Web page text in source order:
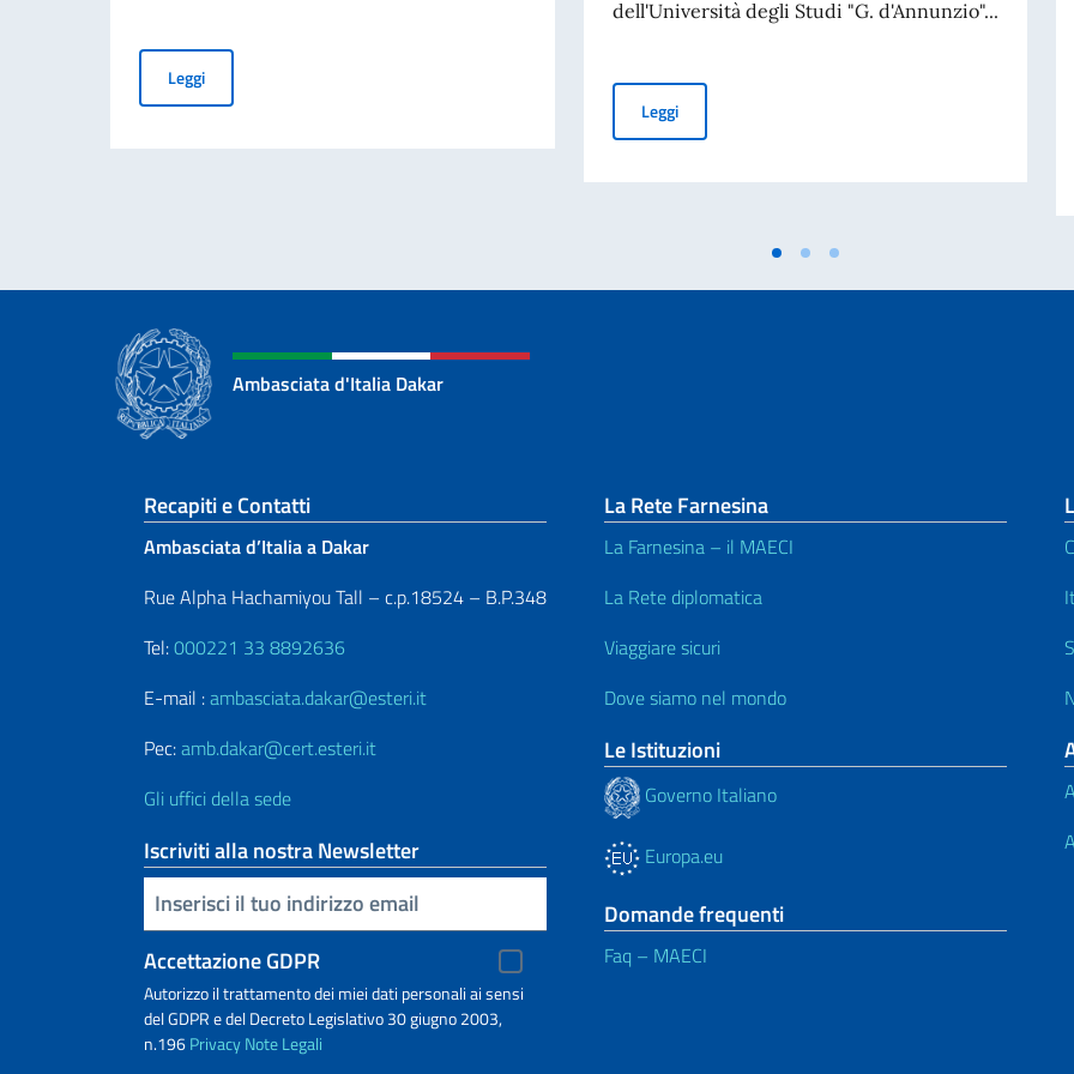
LeggiPiattaforma per la prenotazione degli appuntamenti per i titolari di Nulla Osta
dell'Università degli Studi "G. d'Annunzio"...
LeggiL'Ambasciatore Tommasi riceve una delegazione
Ambasciata d'Italia Dakar
Sezione footer
Recapiti e Contatti
Ambasciata d’Italia a Dakar
Rue Alpha Hachamiyou Tall – c.p.18524 – B.P.348
Tel:000221 33 8892636
E-mail :ambasciata.dakar@esteri.it
Pec:amb.dakar@cert.esteri.it
Gli uffici della sede
Iscriviti alla nostra Newsletter
Inserisci la tua email
Accettazione GDPR
Autorizzo il trattamento dei miei dati personali ai sensi
del GDPR e del Decreto Legislativo 30 giugno 2003,
n.196PrivacyNote Legali
La Rete Farnesina
La Farnesina – il MAECI
La Rete diplomatica
Viaggiare sicuri
Dove siamo nel mondo
Le Istituzioni
Governo Italiano
Europa.eu
Domande frequenti
Faq – MAECI